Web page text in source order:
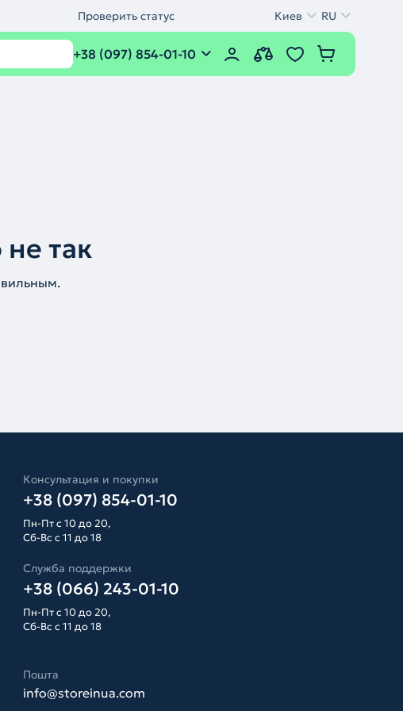
Проверить статус Киев RU
+38 (097) 854-01-10
так
Консультация и покупки
+38 (097) 854-01-10
Пн-Пт с 10 до 20,
Сб-Вс с 11 до 18
Служба поддержки
+38 (066) 243-01-10
Пн-Пт с 10 до 20,
Сб-Вс с 11 до 18
Пошта
info@storeinua.com